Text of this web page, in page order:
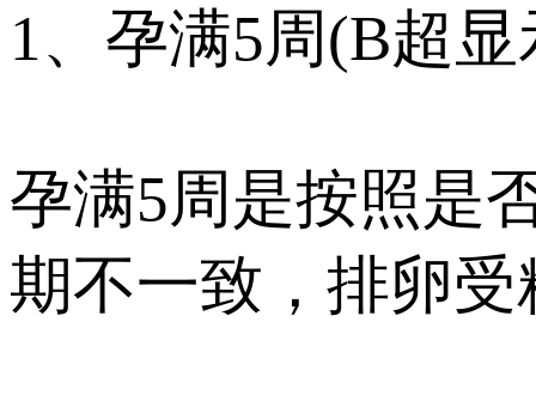
1、孕满5周(B超
孕满5周是按照是
期不一致，排卵